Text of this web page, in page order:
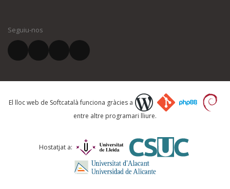
El vostre correu electrònic *
Què proposeu?
Comentari *
Seguiu-nos
El lloc web de Softcatalà funciona gràcies a
entre altre programari lliure.
Hostatjat a: